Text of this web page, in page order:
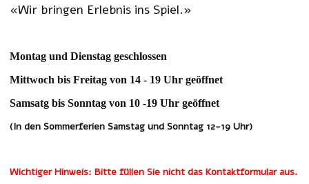
«Wir bringen Erlebnis ins Spiel.»
Montag und Dienstag geschlossen
Mittwoch bis Freitag von 14 - 19 Uhr geöffnet
Samsatg bis Sonntag von 10 -19 Uhr geöffnet
(In den Sommerferien Samstag und Sonntag 12-19 Uhr)
Wichtiger Hinweis: Bitte füllen Sie nicht das Kontaktformular aus.